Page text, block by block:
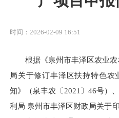
时间：2026-02-09 16:51
根据《泉州市丰泽区农业农
局关于修订丰泽区扶持特色农
知》（泉丰农〔2021〕46号）
利局 泉州市丰泽区财政局关于